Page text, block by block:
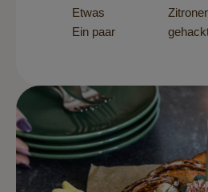
Etwas
Ein paar